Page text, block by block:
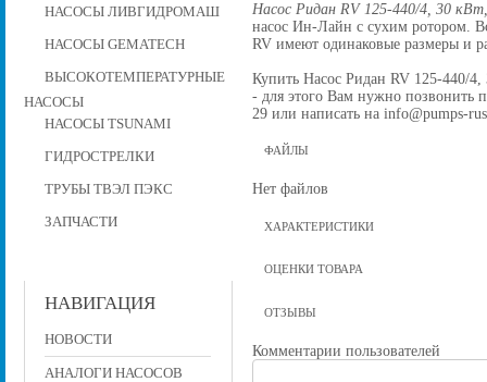
НАСОСЫ ЛИВГИДРОМАШ
НАСОСЫ GEMATECH
ВЫСОКОТЕМПЕРАТУРНЫЕ
НАСОСЫ
НАСОСЫ TSUNAMI
ГИДРОСТРЕЛКИ
ТРУБЫ ТВЭЛ ПЭКС
ЗАПЧАСТИ
НАВИГАЦИЯ
НОВОСТИ
АНАЛОГИ НАСОСОВ
Насос Ридан RV 125-440/4, 30
насос Ин-Лайн с сухим ротором.
RV имеют одинаковые размеры и
Купить Насос Ридан RV 125-440/
- для этого Вам нужно позвонить
29 или написать на info@pumps-
ФАЙЛЫ
Нет файлов
ХАРАКТЕРИСТИКИ
ОЦЕНКИ ТОВАРА
ОТЗЫВЫ
Комментарии пользователей